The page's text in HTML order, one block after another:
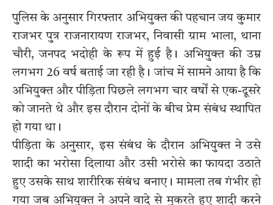
पुलिस के अनुसार गिरफ्तार अभियुक्त की पहचान जय कुमार
राजभर पुत्र राजनारायण राजभर, निवासी ग्राम भाला, थाना
चौरी, जनपद भदोही के रूप में हुई है। अभियुक्त की उम्र
लगभग 26 वर्ष बताई जा रही है। जांच में सामने आया है कि
अभियुक्त और पीड़िता पिछले लगभग चार वर्षों से एक-दूसरे
को जानते थे और इस दौरान दोनों के बीच प्रेम संबंध स्थापित
हो गया था।
पीड़िता के अनुसार, इस संबंध के दौरान अभियुक्त ने उसे
शादी का भरोसा दिलाया और उसी भरोसे का फायदा उठाते
हुए उसके साथ शारीरिक संबंध बनाए। मामला तब गंभीर हो
गया जब अभियुक्त ने अपने वादे से मुकरते हुए शादी करने